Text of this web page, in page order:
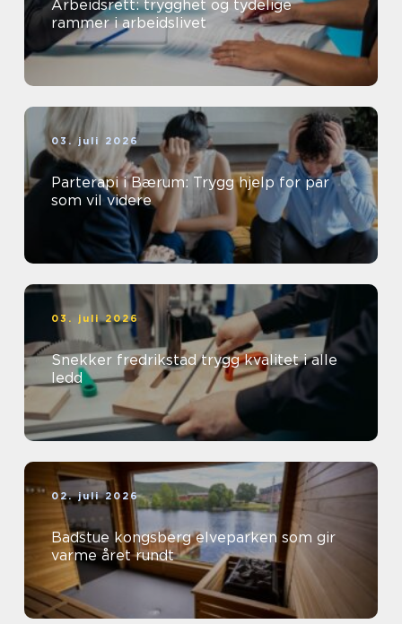
Arbeidsrett: trygghet og tydelige
rammer i arbeidslivet
03. juli 2026
Parterapi i Bærum: Trygg hjelp for par
som vil videre
03. juli 2026
Snekker fredrikstad trygg kvalitet i alle
ledd
02. juli 2026
Badstue kongsberg elveparken som gir
varme året rundt